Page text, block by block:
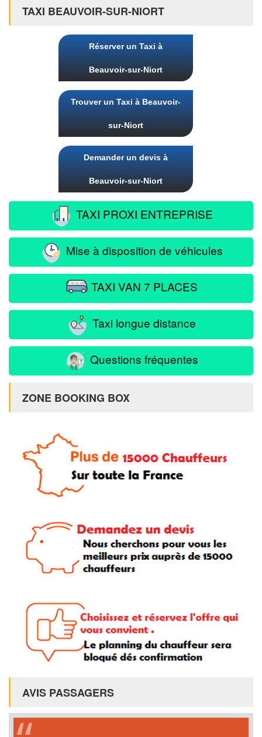
TAXI BEAUVOIR-SUR-NIORT
Réserver un Taxi à
Beauvoir-sur-Niort
Trouver un Taxi à Beauvoir-
sur-Niort
Demander un devis à
Beauvoir-sur-Niort
TAXI PROXI ENTREPRISE
Mise à disposition de véhicules
TAXI VAN 7 PLACES
Taxi longue distance
Questions fréquentes
ZONE BOOKING BOX
AVIS PASSAGERS